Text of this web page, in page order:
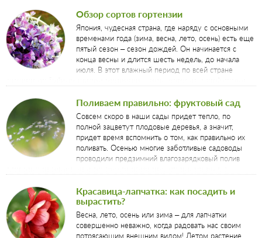
Обзор сортов гортензии
Япония, чудесная страна, где наряду с основными
временами года (зима, весна, лето, осень) есть еще
пятый сезон – сезон дождей. Он начинается с
конца весны и длится шесть недель, до начала
июля. В этот влажный период по всей стране
Поливаем правильно: фруктовый сад
Совсем скоро в наши сады придет тепло, по
полной зацветут плодовые деревья, а значит,
придет время вспомнить о том, как правильно их
поливать. Осенью многие заботливые садоводы
проводили предзимний влагозарядковый полив
почек.
Красавица-лапчатка: как посадить и
вырастить?
Весна, лето, осень или зима – для лапчатки
совершенно неважно, когда радовать нас своим
потрясающим внешним видом! Летом растение